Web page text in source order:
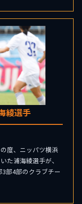
綾選手
度、ニッパツ横浜
た浦海綾選手が、
部4部のクラブチー